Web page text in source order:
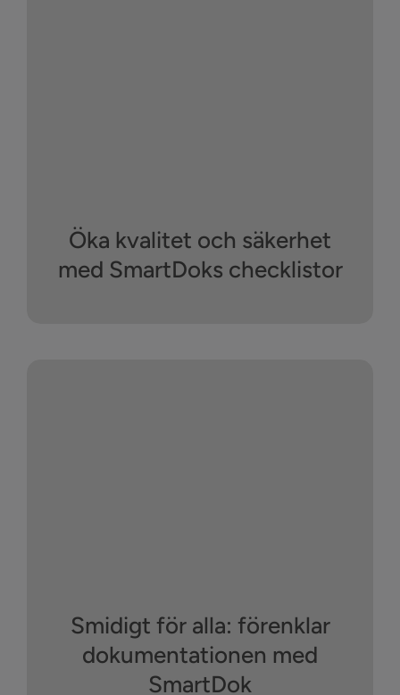
Öka kvalitet och säkerhet
med SmartDoks checklistor
Smidigt för alla: förenklar
dokumentationen med
SmartDok